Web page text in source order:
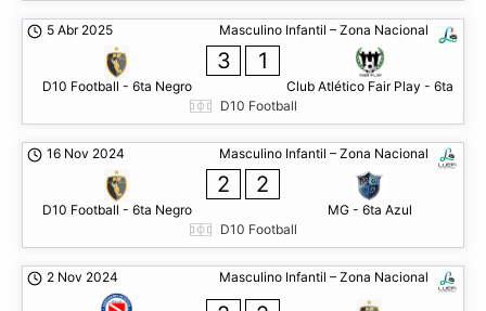
Masculino Infantil – Zona Nacional
5 Abr 2025
D10 Football - 6ta Negro
3 1
Club Atlético Fair Play - 6ta
D10 Football
Masculino Infantil – Zona Nacional
16 Nov 2024
D10 Football - 6ta Negro
2 2
MG - 6ta Azul
D10 Football
Masculino Infantil – Zona Nacional
2 Nov 2024